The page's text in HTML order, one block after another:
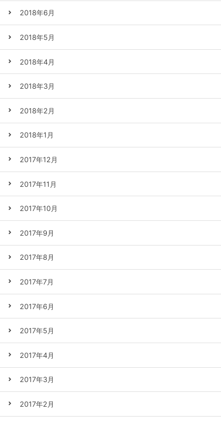
2018年6月
2018年5月
2018年4月
2018年3月
2018年2月
2018年1月
2017年12月
2017年11月
2017年10月
2017年9月
2017年8月
2017年7月
2017年6月
2017年5月
2017年4月
2017年3月
2017年2月